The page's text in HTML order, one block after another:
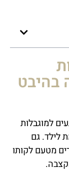
בהיבט
למוגבלות
לילד. גם
מטעם לקותו